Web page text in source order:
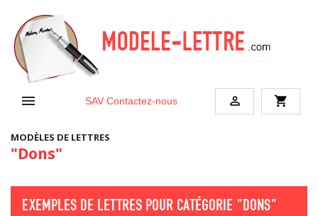
 SAV Contactez-nous  shopping_cart
MODÈLES DE LETTRES
"Dons"
EXEMPLES DE LETTRES POUR CATÉGORIE "DONS"